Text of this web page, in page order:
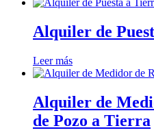
Alquiler de
Leer más
Alquiler de
de Pozo a Tierra